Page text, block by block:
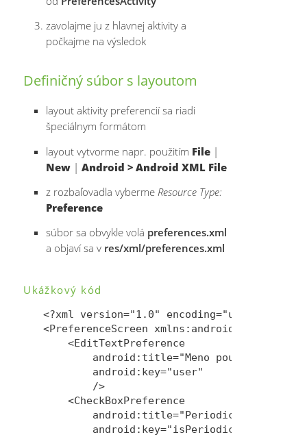
zavolajme ju z hlavnej aktivity a
počkajme na výsledok
Definičný súbor s layoutom
layout aktivity preferencií sa riadi
špeciálnym formátom
layout vytvorme napr. použitím File|
New| Android > Android XML File
z rozbaľovadla vyberme Resource Type:
Preference
súbor sa obvykle volá preferences.xml
a objaví sa v res/xml/preferences.xml
Ukážkový kód
<?xml version="1.0" encoding="utf-8"?>
<PreferenceScreen xmlns:android="http://
    <EditTextPreference
        android:title="Meno používateľa"
        android:key="user"
        />
    <CheckBoxPreference
android:title="Periodicky